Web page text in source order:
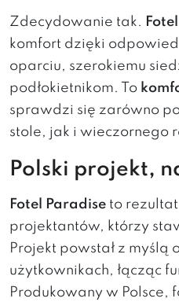
Zdecydowanie tak.
komfort dzięki
oparciu, szerokiemu
podłokietnikom. To
sprawdzi się zarówno
stole, jak i wieczornego
Polski projekt,
Fotel Paradise to
projektantów, którzy
Projekt powstał z myślą
użytkownikach, łącząc
Produkowany w Polsce,